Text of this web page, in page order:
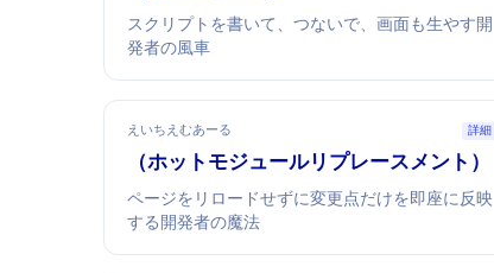
スクリプトを書いて、つないで、画面も生やす開
発者の風車
えいちえむあーる 詳細
HMR（ホットモジュールリプレースメント）
ページをリロードせずに変更点だけを即座に反映
する開発者の魔法